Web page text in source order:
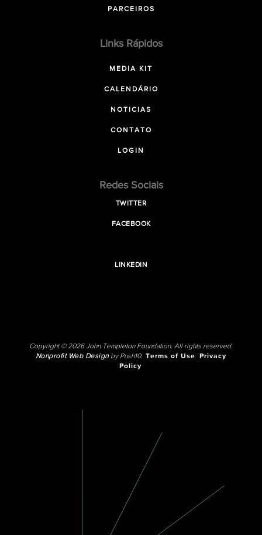
PARCEIROS
Links Rápidos
MEDIA KIT
CALENDÁRIO
NOTICIAS
CONTATO
LOGIN
Redes Sociais
TWITTER
FACEBOOK
LINKEDIN
Copyright © 2026 John Templeton Foundation. All rights reserved.
Nonprofit Web Designby Push10. Terms of Use
Privacy
Policy